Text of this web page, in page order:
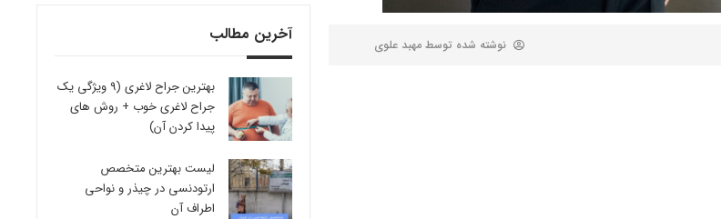
نوشته شده توسط مهبد علوی آخرین مطالب
بهترین جراح لاغری (9 ویژگی یک
جراح لاغری خوب + روش های
پیدا کردن آن)
لیست بهترین متخصص
ارتودنسی در چیذر و نواحی
اطراف آن